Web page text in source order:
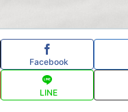
Facebook
LINE